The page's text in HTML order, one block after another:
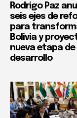
Rodrigo Paz
seis ejes de
para
Bolivia y
nueva etapa de
desarrollo